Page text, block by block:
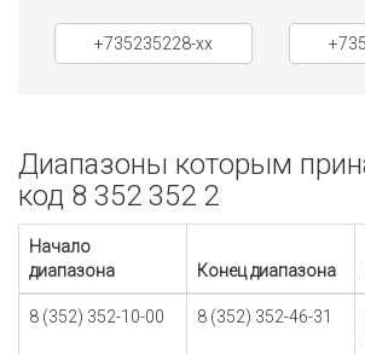
+735235228-xx
Диапазоны которым
код 8 352 352 2
Начало
диапазона
Конец диапазона
8 (352) 352-10-00 8 (352) 352-46-31